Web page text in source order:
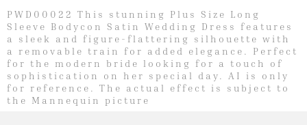
PWD00022 This stunning Plus Size Long
Sleeve Bodycon Satin Wedding Dress features
a sleek and figure-flattering silhouette with
a removable train for added elegance. Perfect
for the modern bride looking for a touch of
sophistication on her special day. AI is only
for reference. The actual effect is subject to
the Mannequin picture